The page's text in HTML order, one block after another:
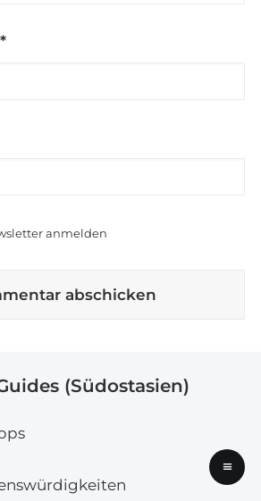
*
anmelden
(Südostasien)
≡